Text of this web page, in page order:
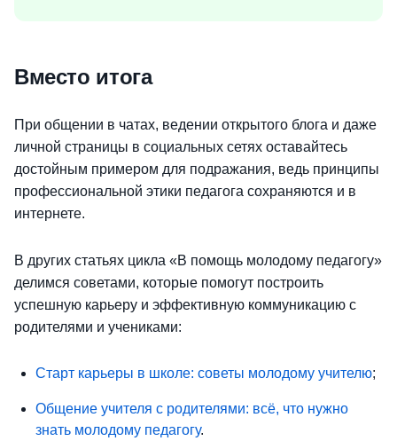
Вместо итога
При общении в чатах, ведении открытого блога и даже
личной страницы в социальных сетях оставайтесь
достойным примером для подражания, ведь принципы
профессиональной этики педагога сохраняются и в
интернете.
В других статьях цикла «В помощь молодому педагогу»
делимся советами, которые помогут построить
успешную карьеру и эффективную коммуникацию с
родителями и учениками:
Старт карьеры в школе: советы молодому учителю;
Общение учителя с родителями: всё, что нужно
знать молодому педагогу.